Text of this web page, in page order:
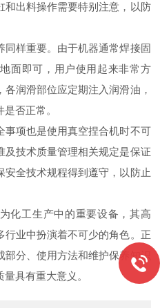
和出料操作需要特别注意，以防
样重要。由于机器通常焊接固
面即可，用户使用起来非常方
润滑部位应定期注入润滑油，
否正常。
项也是使用真空捏合机时不可
及技术质量管理相关规定是保证
全技术规程得到遵守，以防止
工生产中的重要设备，其高
行业中扮演着不可少的角色。正
分、使用方法和维护保养知识
具有重大意义。